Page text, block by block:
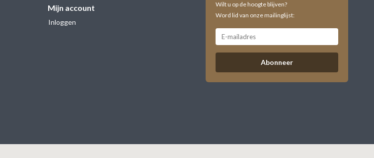
Mijn account
Inloggen
Wilt u op de hoogte blijven?
Word lid van onze mailinglijst:
Abonneer